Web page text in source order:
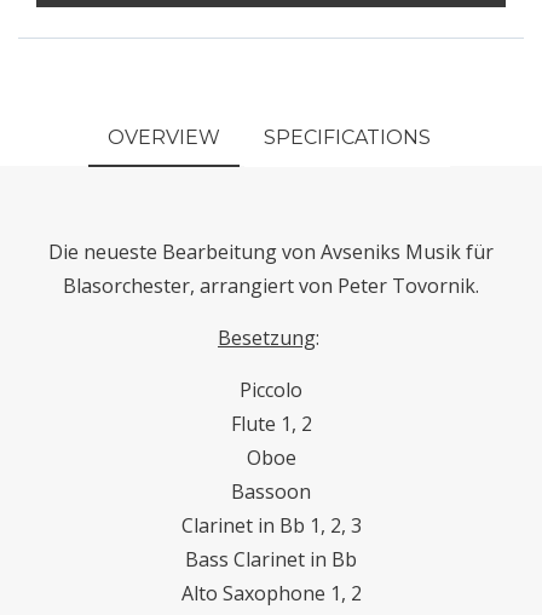
OVERVIEW SPECIFICATIONS
Die neueste Bearbeitung von Avseniks Musik für
Blasorchester, arrangiert von Peter Tovornik.
Besetzung:
Piccolo
Flute 1, 2
Oboe
Bassoon
Clarinet in Bb 1, 2, 3
Bass Clarinet in Bb
Alto Saxophone 1, 2